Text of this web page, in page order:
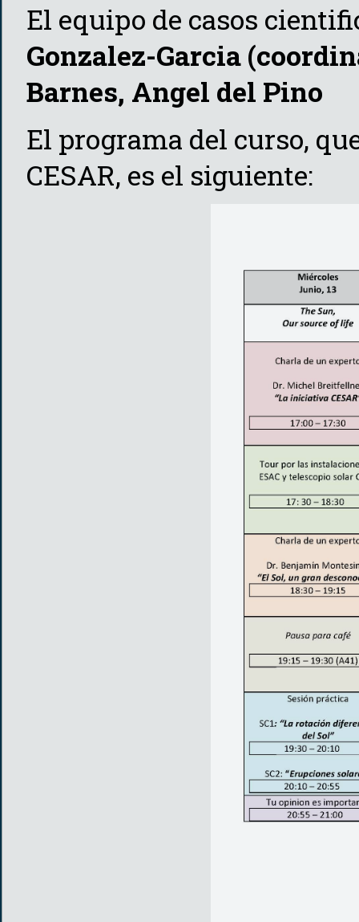
El equipo de casos
Gonzalez-Garcia
Barnes, Angel del Pino
El programa del curso,
CESAR, es el siguiente: